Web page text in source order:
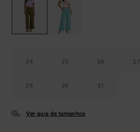
24 25 26 27
29 30 31
Ver guia de tamanhos